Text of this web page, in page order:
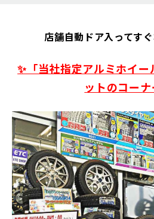
店舗自動ドア入ってす
✨「当社指定アルミホイ
ットのコーナ